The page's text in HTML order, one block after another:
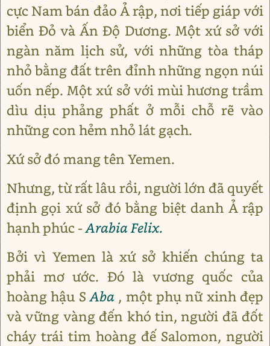
cực Nam bán đảo Ả rập, nơi tiếp giáp với
biển Đỏ và Ấn Độ Dương. Một xứ sở với
ngàn năm lịch sử, với những tòa tháp
nhỏ bằng đất trên đỉnh những ngọn núi
uốn nếp. Một xứ sở với mùi hương trầm
dìu dịu phảng phất ở mỗi chỗ rẽ vào
những con hẻm nhỏ lát gạch.
Xứ sở đó mang tên Yemen.
Nhưng, từ rất lâu rồi, người lớn đã quyết
định gọi xứ sở đó bằng biệt danh Ả rập
hạnh phúc -Arabia Felix.
Bởi vì Yemen là xứ sở khiến chúng ta
phải mơ ước. Đó là vương quốc của
hoàng hậu SAba , một phụ nữ xinh đẹp
và vững vàng đến khó tin, người đã đốt
cháy trái tim hoàng đế Salomon, người